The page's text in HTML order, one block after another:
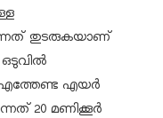
തുടരുകയാണ്
എത്തേണ്ട എയർ
20 മണിക്കൂർ